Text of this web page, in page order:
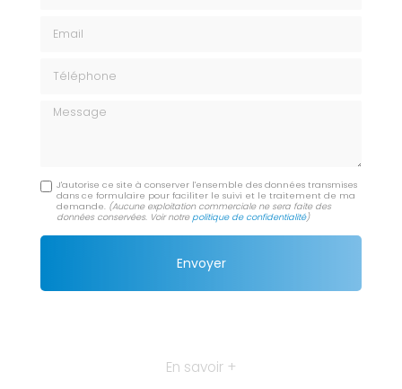
Message
J'autorise ce site à conserver l'ensemble des données transmises
dans ce formulaire pour faciliter le suivi et le traitement de ma
demande. (Aucune exploitation commerciale ne sera faite des
données conservées. Voir notrepolitique de confidentialité)
En savoir +